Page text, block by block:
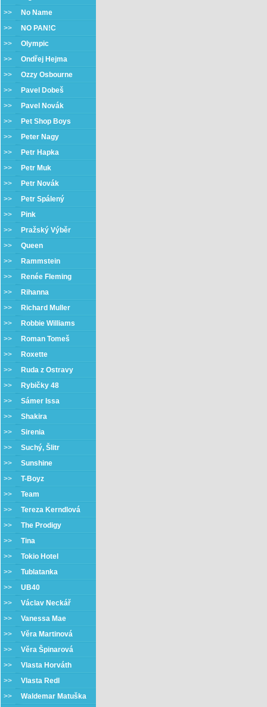
>>
No Name
>>
NO PAN!C
>> Olympic
>> Ondřej Hejma
>> Ozzy Osbourne
>>
Pavel Dobeš
>>
Pavel Novák
>>
Pet Shop Boys
>>
Peter Nagy
>>
Petr Hapka
>>
Petr Muk
>>
Petr Novák
>>
Petr Spálený
>>
Pink
>>
Pražský Výběr
>> Queen
>>
Rammstein
>>
Renée Fleming
>>
Rihanna
>>
Richard Muller
>>
Robbie Williams
>>
Roman Tomeš
>>
Roxette
>>
Ruda z Ostravy
>>
Rybičky 48
>> Sámer Issa
>> Shakira
>> Sirenia
>> Suchý, Šlitr
>> Sunshine
>> T-Boyz
>> Team
>> Tereza Kerndlová
>> The Prodigy
>> Tina
>> Tokio Hotel
>> Tublatanka
>> UB40
>> Václav Neckář
>> Vanessa Mae
>> Věra Martinová
>> Věra Špinarová
>> Vlasta Horváth
>> Vlasta Redl
>> Waldemar Matuška